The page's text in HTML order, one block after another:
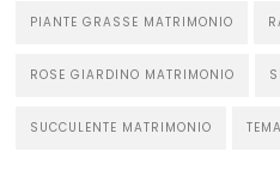
PIANTE GRASSE MATRIMONIO
ROSE GIARDINO MATRIMONIO
SUCCULENTE MATRIMONIO